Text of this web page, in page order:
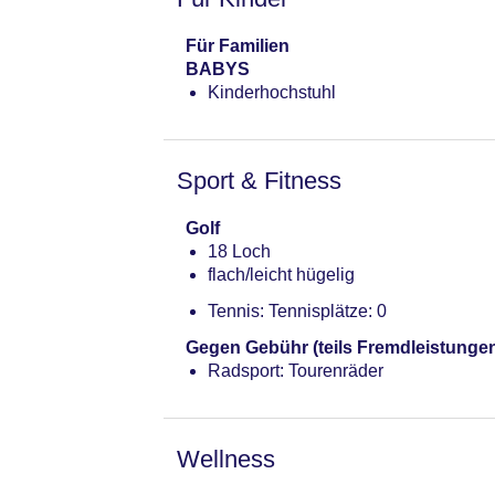
Für Familien
BABYS
Kinderhochstuhl
Sport & Fitness
Golf
18 Loch
flach/leicht hügelig
Tennis: Tennisplätze: 0
Gegen Gebühr (teils
Radsport: Tourenräder
Wellness